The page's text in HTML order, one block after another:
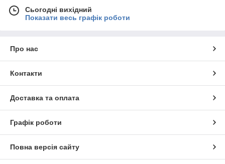
Сьогодні вихідний
Показати весь графік роботи
Про нас
Контакти
Доставка та оплата
Графік роботи
Повна версія сайту